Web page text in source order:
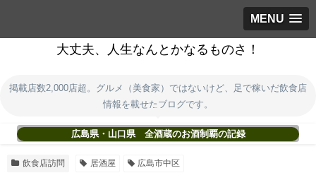
MENU
大丈夫、人生なんとかなるものさ！
掲載店数2,000店超。グルメ（美食家）ではないけど、足で稼いだ飲食店
情報を載せたブログです。
広島県・山口県 全酒蔵のお酒制覇の記録
飲食店訪問 居酒屋 広島市中区